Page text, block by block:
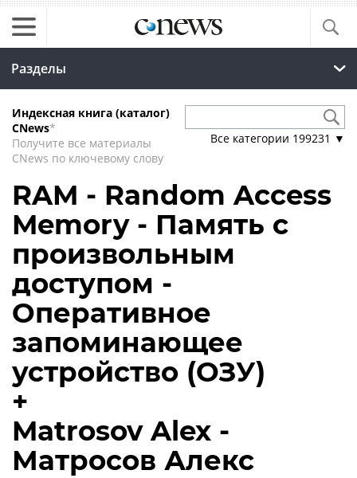
Разделы
Индексная книга (каталог)
CNews*
Получите все материалы
CNews по ключевому слову
Все категории 199231 ▼
RAM - Random Access
Memory - Память с
произвольным
доступом -
Оперативное
запоминающее
устройство (ОЗУ)
+
Matrosov Alex -
Матросов Алекс